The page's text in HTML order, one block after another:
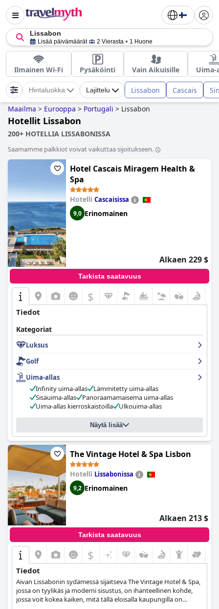
Lissabon
Lisää päivämäärät 2 Vierasta 1 Huone
Ilmainen Wi-Fi Pysäköinti Vain Aikuisille Uima-
Hintaluokka Lajittelu Lissabon Cascais
Maailma > Eurooppa > Portugali > Lissabon
Hotellit Lissabon
200+ HOTELLIA LISSABONISSA
Saamamme palkkiot voivat vaikuttaa sijoitukseen.
Hotel Cascais Miragem Health &
Spa
Hotelli Cascaisissa
9,0 Erinomainen
Alkaen 229 $
Tarkista saatavuus
$
Tiedot
Kategoriat
Luksus
Golf
Uima-allas
Infinity uima-allas
Lämmitetty uima-allas
Sisäuima-allas
Panoraamamaisema uima-allas
Uima-allas kierroskaistoilla
Ulkouima-allas
Näytä lisää
The Vintage Hotel & Spa Lisbon
Hotelli Lissabonissa
9,2 Erinomainen
Alkaen 213 $
Tarkista saatavuus
$
Tiedot
Aivan Lissabonin sydämessä sijaitseva The Vintage Hotel & Spa,
jossa on tyylikäs ja moderni sisustus, on ihanteellinen kohde,
jossa voit kokea kaiken, mitä tällä eloisalla kaupungilla on